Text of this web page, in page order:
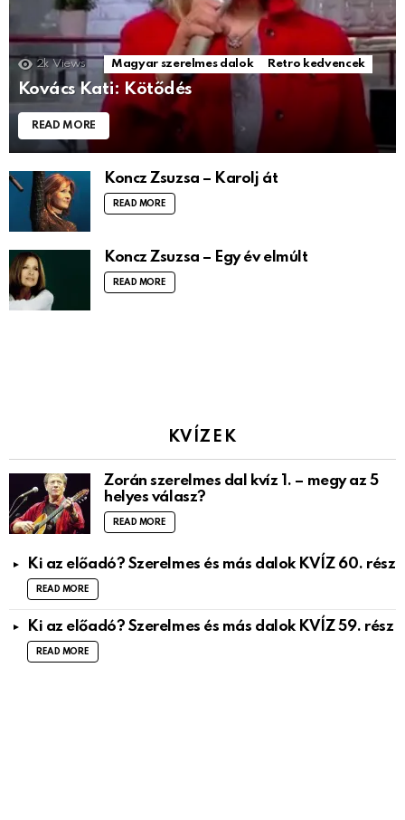
2k Views Magyar szerelmes dalok Retro kedvencek
Kovács Kati: Kötődés
READ MORE
Koncz Zsuzsa – Karolj át
READ MORE
Koncz Zsuzsa – Egy év elmúlt
READ MORE
KVÍZEK
Zorán szerelmes dal kvíz 1. – megy az 5
helyes válasz?
READ MORE
Ki az előadó? Szerelmes és más dalok KVÍZ 60. rész
READ MORE
Ki az előadó? Szerelmes és más dalok KVÍZ 59. rész
READ MORE